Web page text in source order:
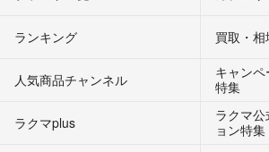
ランキング 買取・
人気商品チャンネル
キャン
特集
ラクマplus
ラクマ
ョン特集